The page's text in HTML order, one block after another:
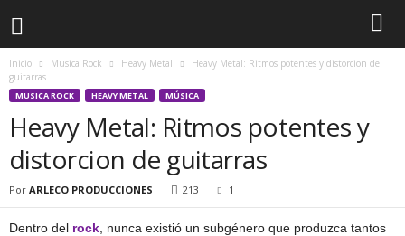
Inicio Musica Rock Heavy Metal
Heavy Metal: Ritmos potentes y distorcion de
guitarras
MUSICA ROCK HEAVY METAL MÚSICA
Heavy Metal: Ritmos potentes y
distorcion de guitarras
Por ARLECO PRODUCCIONES 213 1
Dentro del rock , nunca existió un subgénero que produzca tantos